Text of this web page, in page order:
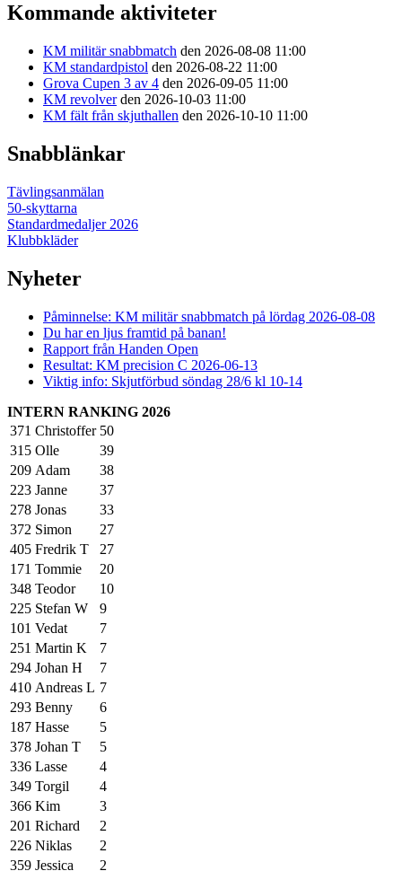
Kommande aktiviteter
KM militär snabbmatch den 2026-08-08 11:00
KM standardpistol den 2026-08-22 11:00
Grova Cupen 3 av 4 den 2026-09-05 11:00
KM revolverden 2026-10-03 11:00
KM fält från skjuthallen den 2026-10-10 11:00
Snabblänkar
Tävlingsanmälan
50-skyttarna
Standardmedaljer 2026
Klubbkläder
Nyheter
Påminnelse: KM militär snabbmatch på lördag 2026-08-08
Du har en ljus framtid på banan!
Rapport från Handen Open
Resultat: KM precision C 2026-06-13
Viktig info: Skjutförbud söndag 28/6 kl 10-14
INTERN RANKING 2026
371 Christoffer 50
315 Olle
39
209 Adam
38
223 Janne
37
278 Jonas
33
372 Simon
27
405 Fredrik T
27
171 Tommie
20
348 Teodor
10
225 Stefan W
9
101 Vedat
7
251 Martin K
7
294 Johan H
7
410 Andreas L 7
293 Benny
6
187 Hasse
5
378 Johan T
5
336 Lasse
4
349 Torgil
4
366 Kim
3
201 Richard
2
226 Niklas
2
359 Jessica 2